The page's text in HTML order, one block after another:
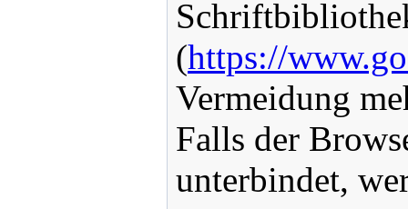
(https://
Vermeidung
Falls der
unterbindet,